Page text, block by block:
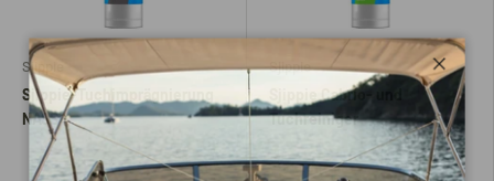
Sjippie
Sjippie-Tuchimprägnierung
NASS
Sjippie
Sjippie Cabrio- und
Tuchreiniger